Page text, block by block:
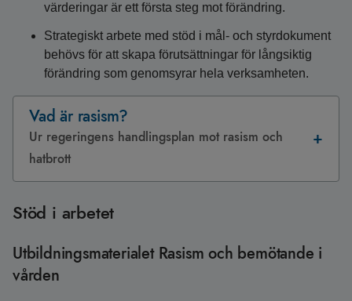
värderingar är ett första steg mot förändring.
Strategiskt arbete med stöd i mål- och styrdokument
behövs för att skapa förutsättningar för långsiktig
förändring som genomsyrar hela verksamheten.
Vad är rasism?
Ur regeringens handlingsplan mot rasism och
hatbrott
Stöd i arbetet
Utbildningsmaterialet Rasism och bemötande i
vården